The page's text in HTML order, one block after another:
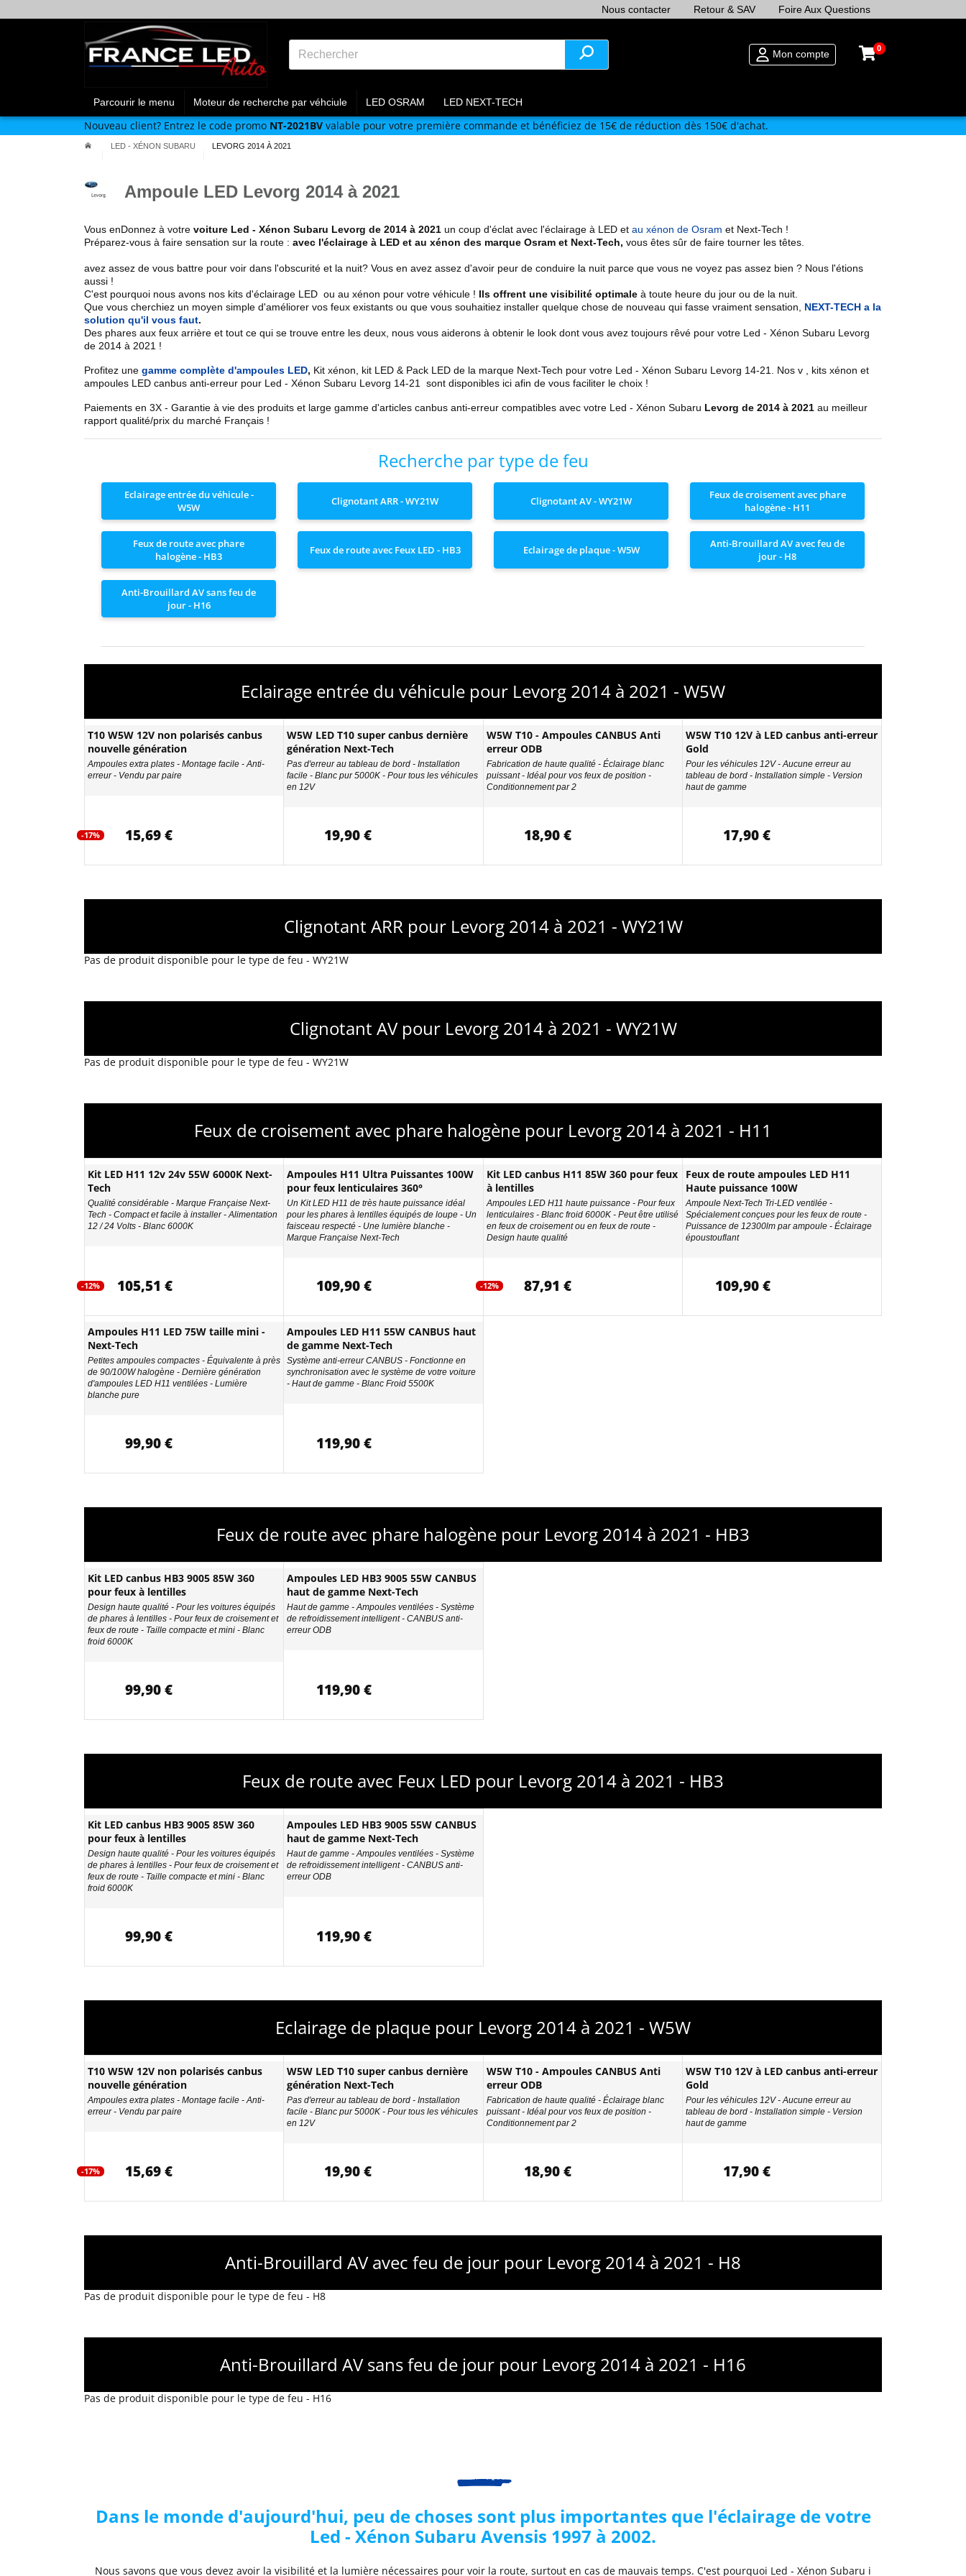
Nous contacter Retour & SAV Foire Aux Questions
Mon compte 0
Parcourir le menu Moteur de recherche par véhciule LED OSRAM LED NEXT-TECH
Nouveau client? Entrez le code promo NT-2021BV valable pour votre première commande et bénéficiez de 15€ de réduction dès 150€ d'achat.
LED - XÉNON SUBARU LEVORG 2014 À 2021
Ampoule LED Levorg 2014 à 2021
Vous enDonnez à votre voiture Led - Xénon Subaru Levorg de 2014 à 2021 un coup d'éclat avec l'éclairage à LED et au xénon de Osram et Next-Tech !
Préparez-vous à faire sensation sur la route : avec l'éclairage à LED et au xénon des marque Osram et Next-Tech, vous êtes sûr de faire tourner les têtes.
avez assez de vous battre pour voir dans l'obscurité et la nuit? Vous en avez assez d'avoir peur de conduire la nuit parce que vous ne voyez pas assez bien ? Nous l'étions
aussi !
C'est pourquoi nous avons nos kits d'éclairage LED ou au xénon pour votre véhicule ! Ils offrent une visibilité optimale à toute heure du jour ou de la nuit.
Que vous cherchiez un moyen simple d'améliorer vos feux existants ou que vous souhaitiez installer quelque chose de nouveau qui fasse vraiment sensation,
NEXT-TECH a la
solution qu'il vous faut.
Des phares aux feux arrière et tout ce qui se trouve entre les deux, nous vous aiderons à obtenir le look dont vous avez toujours rêvé pour votre Led - Xénon Subaru Levorg
de 2014 à 2021 !
Profitez une gamme complète d'ampoules LED, Kit xénon, kit LED & Pack LED de la marque Next-Tech pour votre Led - Xénon Subaru Levorg 14-21 . Nos v
, kits xénon et
ampoules LED canbus anti-erreur pour Led - Xénon Subaru Levorg 14-21 sont disponibles ici afin de vous faciliter le choix !
Paiements en 3X - Garantie à vie des produits et large gamme d'articles canbus anti-erreur compatibles avec votre Led - Xénon Subaru Levorg de 2014 à 2021 au meilleur
rapport qualité/prix du marché Français !
Recherche par type de feu
Eclairage entrée du véhicule -
W5W
Clignotant ARR - WY21W Clignotant AV - WY21W
Feux de croisement avec phare
halogène - H11
Feux de route avec phare
halogène - HB3
Feux de route avec Feux LED - HB3 Eclairage de plaque - W5W
Anti-Brouillard AV avec feu de
jour - H8
Anti-Brouillard AV sans feu de
jour - H16
Eclairage entrée du véhicule pour Levorg 2014 à 2021 - W5W
T10 W5W 12V non polarisés canbus
nouvelle génération
Ampoules extra plates - Montage facile - Anti-
erreur - Vendu par paire
-17% 15,69 €
W5W LED T10 super canbus dernière
génération Next-Tech
Pas d'erreur au tableau de bord - Installation
facile - Blanc pur 5000K - Pour tous les véhicules
en 12V
19,90 €
W5W T10 - Ampoules CANBUS Anti
erreur ODB
Fabrication de haute qualité - Éclairage blanc
puissant - Idéal pour vos feux de position -
Conditionnement par 2
18,90 €
W5W T10 12V à LED canbus anti-erreur
Gold
Pour les véhicules 12V - Aucune erreur au
tableau de bord - Installation simple - Version
haut de gamme
17,90 €
Clignotant ARR pour Levorg 2014 à 2021 - WY21W
Pas de produit disponible pour le type de feu - WY21W
Clignotant AV pour Levorg 2014 à 2021 - WY21W
Pas de produit disponible pour le type de feu - WY21W
Feux de croisement avec phare halogène pour Levorg 2014 à 2021 - H11
Kit LED H11 12v 24v 55W 6000K Next-
Tech
Qualité considérable - Marque Française Next-
Tech - Compact et facile à installer - Alimentation
12 / 24 Volts - Blanc 6000K
-12% 105,51 €
Ampoules H11 Ultra Puissantes 100W
pour feux lenticulaires 360°
Un Kit LED H11 de très haute puissance idéal
pour les phares à lentilles équipés de loupe - Un
faisceau respecté - Une lumière blanche -
Marque Française Next-Tech
109,90 €
Kit LED canbus H11 85W 360 pour feux
à lentilles
Ampoules LED H11 haute puissance - Pour feux
lenticulaires - Blanc froid 6000K - Peut être utilisé
en feux de croisement ou en feux de route -
Design haute qualité
-12% 87,91 €
Feux de route ampoules LED H11
Haute puissance 100W
Ampoule Next-Tech Tri-LED ventilée -
Spécialement conçues pour les feux de route -
Puissance de 12300lm par ampoule - Éclairage
époustouflant
109,90 €
Ampoules H11 LED 75W taille mini -
Next-Tech
Petites ampoules compactes - Équivalente à près
de 90/100W halogène - Dernière génération
d'ampoules LED H11 ventilées - Lumière
blanche pure
99,90 €
Ampoules LED H11 55W CANBUS haut
de gamme Next-Tech
Système anti-erreur CANBUS - Fonctionne en
synchronisation avec le système de votre voiture
- Haut de gamme - Blanc Froid 5500K
119,90 €
Feux de route avec phare halogène pour Levorg 2014 à 2021 - HB3
Kit LED canbus HB3 9005 85W 360
pour feux à lentilles
Design haute qualité - Pour les voitures équipés
de phares à lentilles - Pour feux de croisement et
feux de route - Taille compacte et mini - Blanc
froid 6000K
99,90 €
Ampoules LED HB3 9005 55W CANBUS
haut de gamme Next-Tech
Haut de gamme - Ampoules ventilées - Système
de refroidissement intelligent - CANBUS anti-
erreur ODB
119,90 €
Feux de route avec Feux LED pour Levorg 2014 à 2021 - HB3
Kit LED canbus HB3 9005 85W 360
pour feux à lentilles
Design haute qualité - Pour les voitures équipés
de phares à lentilles - Pour feux de croisement et
feux de route - Taille compacte et mini - Blanc
froid 6000K
99,90 €
Ampoules LED HB3 9005 55W CANBUS
haut de gamme Next-Tech
Haut de gamme - Ampoules ventilées - Système
de refroidissement intelligent - CANBUS anti-
erreur ODB
119,90 €
Eclairage de plaque pour Levorg 2014 à 2021 - W5W
T10 W5W 12V non polarisés canbus
nouvelle génération
Ampoules extra plates - Montage facile - Anti-
erreur - Vendu par paire
-17% 15,69 €
W5W LED T10 super canbus dernière
génération Next-Tech
Pas d'erreur au tableau de bord - Installation
facile - Blanc pur 5000K - Pour tous les véhicules
en 12V
19,90 €
W5W T10 - Ampoules CANBUS Anti
erreur ODB
Fabrication de haute qualité - Éclairage blanc
puissant - Idéal pour vos feux de position -
Conditionnement par 2
18,90 €
W5W T10 12V à LED canbus anti-erreur
Gold
Pour les véhicules 12V - Aucune erreur au
tableau de bord - Installation simple - Version
haut de gamme
17,90 €
Anti-Brouillard AV avec feu de jour pour Levorg 2014 à 2021 - H8
Pas de produit disponible pour le type de feu - H8
Anti-Brouillard AV sans feu de jour pour Levorg 2014 à 2021 - H16
Pas de produit disponible pour le type de feu - H16
Dans le monde d'aujourd'hui, peu de choses sont plus importantes que l'éclairage de votre
Led - Xénon Subaru Avensis 1997 à 2002.
Nous savons que vous devez avoir la visibilité et la lumière nécessaires pour voir la route, surtout en cas de mauvais temps. C'est pourquoi Led - Xénon Subaru i